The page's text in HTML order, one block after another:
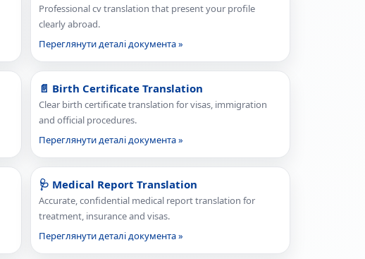
Professional cv translation that present your profile
clearly abroad.
Переглянути деталі документа »
📄 Birth Certificate Translation
Clear birth certificate translation for visas, immigration
and official procedures.
Переглянути деталі документа »
🩺 Medical Report Translation
Accurate, confidential medical report translation for
treatment, insurance and visas.
Переглянути деталі документа »